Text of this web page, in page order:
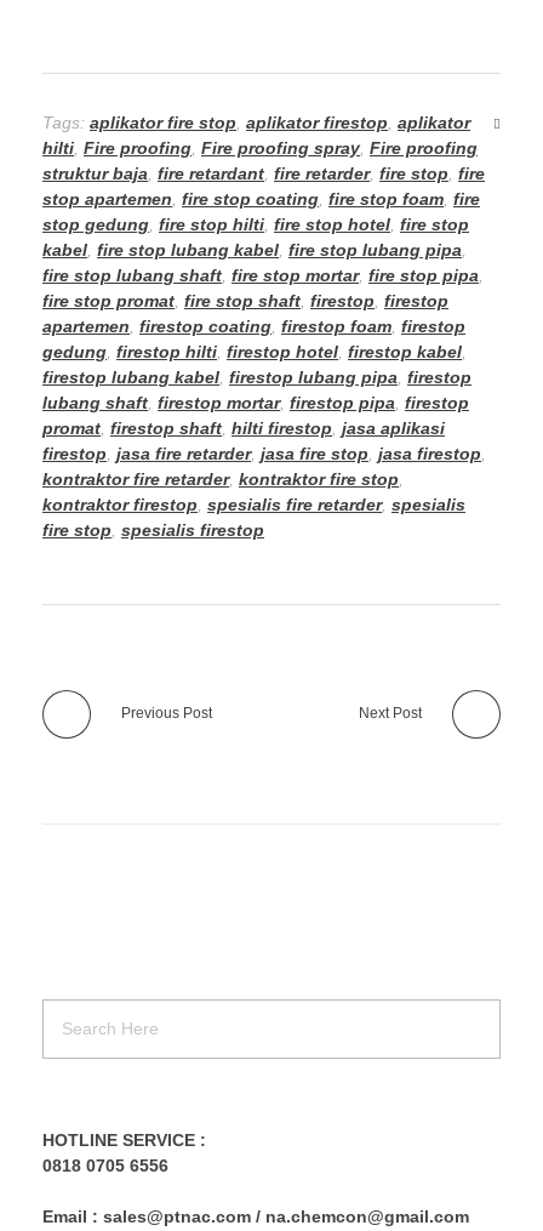
Tags: aplikator fire stop aplikator firestop aplikator
hilti Fire proofing Fire proofing spray Fire proofing
struktur baja fire retardant fire retarder, fire stop fire
stop apartemen fire stop coating fire stop foam fire
stop gedung fire stop hilti fire stop hotel fire stop
kabel fire stop lubang kabel fire stop lubang pipa
fire stop lubang shaft fire stop mortar, fire stop pipa
fire stop promat fire stop shaft firestop firestop
apartemen firestop coating firestop foam firestop
gedung firestop hilti firestop hotel firestop kabel
firestop lubang kabel firestop lubang pipa firestop
lubang shaft firestop mortar, firestop pipa firestop
promat firestop shaft hilti firestop jasa aplikasi
firestop jasa fire retarder, jasa fire stop jasa firestop
kontraktor fire retarder, kontraktor fire stop
kontraktor firestop spesialis fire retarder, spesialis
fire stop spesialis firestop
Previous Post Next Post
HOTLINE SERVICE :
0818 0705 6556
Email : sales@ptnac.com / na.chemcon@gmail.com